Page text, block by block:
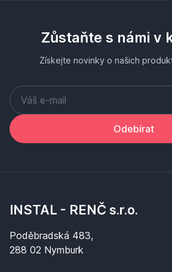
Zůstaňte s námi v
Získejte novinky o našich
Odebírat
INSTAL - RENČ s.r.o.
Poděbradská 483,
288 02 Nymburk